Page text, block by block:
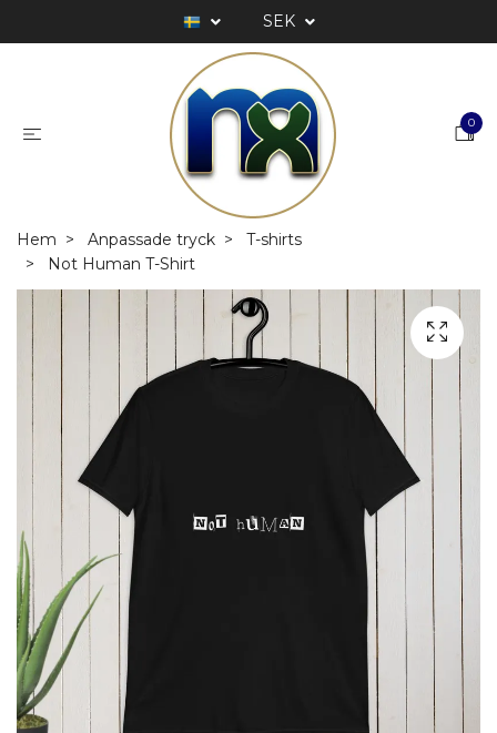
SEK
0
Hem Anpassade tryck
T-shirts
Not Human T-Shirt